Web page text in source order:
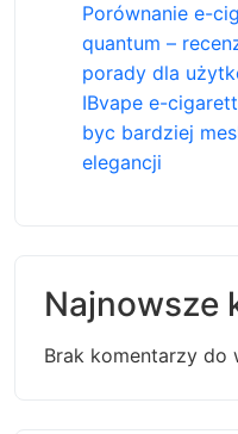
Porównanie e-
quantum –
porady dla
IBvape e-
byc bardziej
elegancji
Najnowsze
Brak komentarzy do